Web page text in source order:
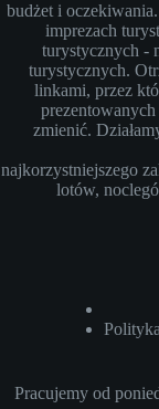
budżet i
imprezach
turystycznych -
turystycznych.
linkami, przez
zmienić.
najkorzystniejszego
lotów,
Pracujemy od